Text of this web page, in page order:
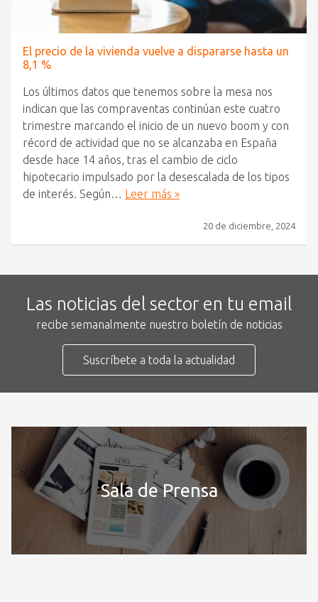
El precio de la vivienda vuelve a dispararse hasta un
8,1 %
Los últimos datos que tenemos sobre la mesa nos
indican que las compraventas continúan este cuatro
trimestre marcando el inicio de un nuevo boom y con
récord de actividad que no se alcanzaba en España
desde hace 14 años, tras el cambio de ciclo
hipotecario impulsado por la desescalada de los tipos
de interés. Según… Leer más »
20 de diciembre, 2024
Las noticias del sector en tu email
recibe semanalmente nuestro boletín de noticias
Suscríbete a toda la actualidad
Sala de Prensa